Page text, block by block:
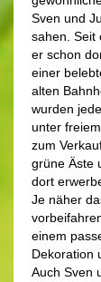
Sven und
sahen. Seit
er schon
einer
alten
wurden
unter
zum
grüne Äste
dort
Je näher
einem
Dekoration
Auch Sven